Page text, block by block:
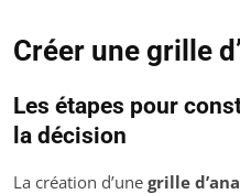
Créer une grille
Les étapes pour
la décision
La création d’une grille